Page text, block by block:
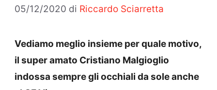
05/12/2020 di Riccardo Sciarretta
Vediamo meglio insieme per quale motivo,
il super amato Cristiano Malgioglio
indossa sempre gli occhiali da sole anche